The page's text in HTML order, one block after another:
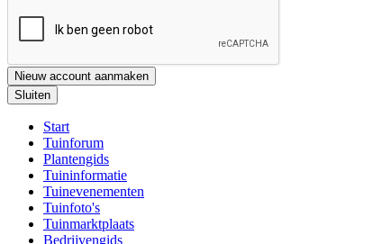
Nieuw account aanmaken
Sluiten
Start
Tuinforum
Plantengids
Tuininformatie
Tuinevenementen
Tuinfoto's
Tuinmarktplaats
Bedrijvengids